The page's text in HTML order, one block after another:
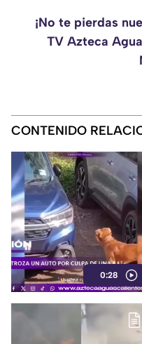
¡No te pierdas
TV Azteca
CONTENIDO
0:28